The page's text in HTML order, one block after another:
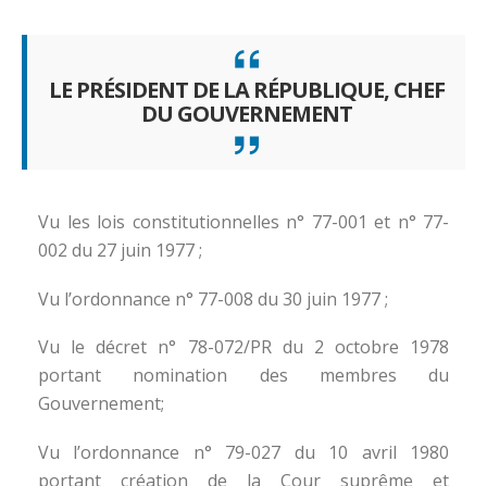
LE PRÉSIDENT DE LA RÉPUBLIQUE, CHEF
DU GOUVERNEMENT
Vu les lois constitutionnelles n° 77-001 et n° 77-
002 du 27 juin 1977 ;
Vu l’ordonnance n° 77-008 du 30 juin 1977 ;
Vu le décret n° 78-072/PR du 2 octobre 1978
portant nomination des membres du
Gouvernement;
Vu l’ordonnance n° 79-027 du 10 avril 1980
portant création de la Cour suprême et